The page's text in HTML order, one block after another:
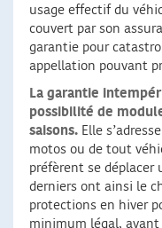
usage effectif du
couvert par son
garantie pour
appellation pouvant
La garantie
possibilité de
saisons. Elle
motos ou de tout
préfèrent se déplacer
derniers ont ainsi le
protections en hiver
minimum légal, avant